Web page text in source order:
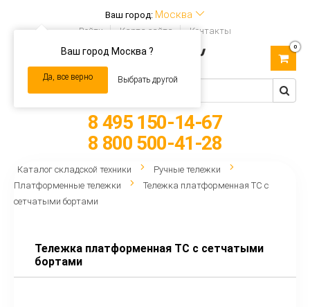
Ваш город: Москва
Ваш город Москва ?
Да, все верно Выбрать другой
Войти Карта сайта Контакты
navigation
0
8 495 150-14-67
8 800 500-41-28
Каталог складской техники
Ручные тележки
Платформенные тележки
Тележка платформенная ТС с
сетчатыми бортами
Тележка платформенная ТС с сетчатыми
бортами